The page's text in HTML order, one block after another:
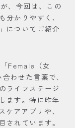
、今回は、この
分かりやすく、
についてご紹介
Female（女
わせた言葉で、
ライフステージ
ます。特に昨年
アアプリや、
されています。